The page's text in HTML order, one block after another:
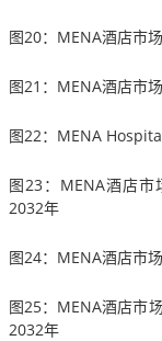
图20：MENA酒店市
图21：MENA酒店市
图22：MENA
图23：MENA酒店
2032年
图24：MENA酒店市
图25：MENA酒店市
2032年